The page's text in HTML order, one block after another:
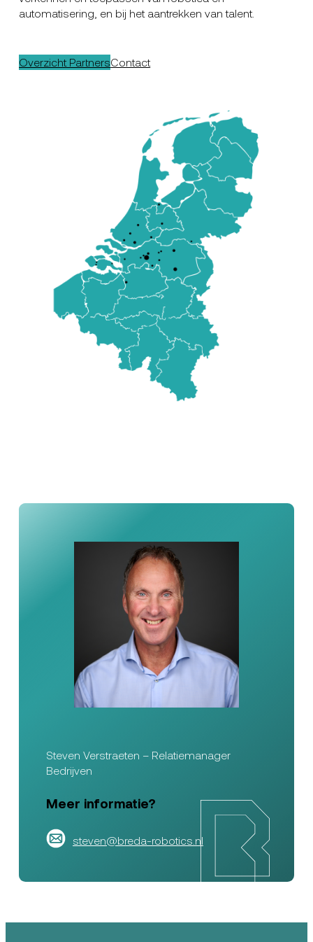
automatisering, en bij het aantrekken van talent.
Overzicht PartnersContact
Steven Verstraeten – Relatiemanager
Bedrijven
Meer informatie?
steven@breda-robotics.nl